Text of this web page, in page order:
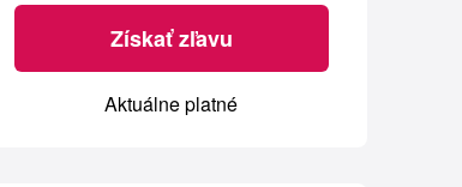
Získať zľavu
Aktuálne platné